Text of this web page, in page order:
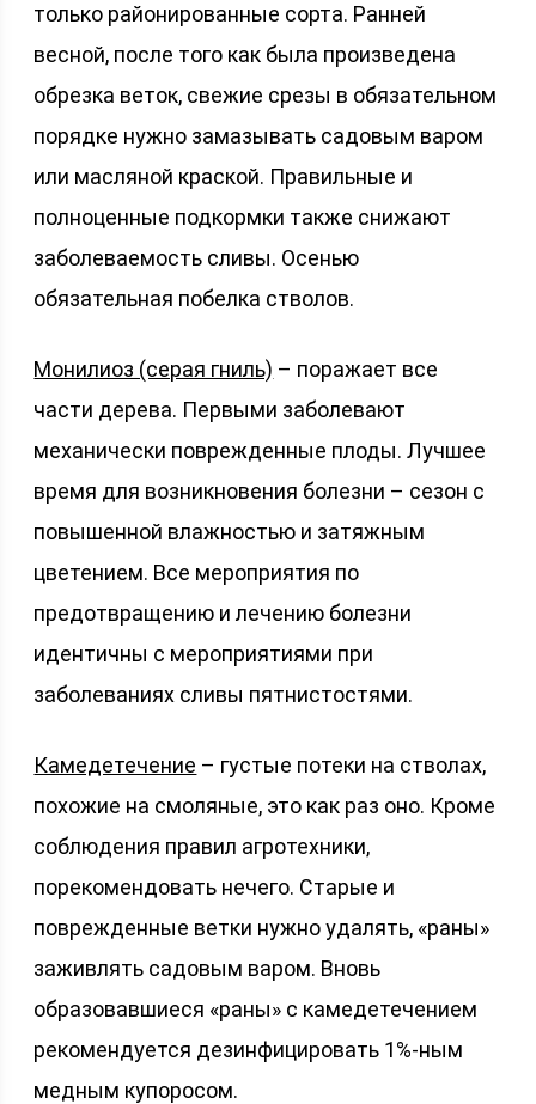
только районированные сорта. Ранней
весной, после того как была произведена
обрезка веток, свежие срезы в обязательном
порядке нужно замазывать садовым варом
или масляной краской. Правильные и
полноценные подкормки также снижают
заболеваемость сливы. Осенью
обязательная побелка стволов.
Монилиоз (серая гниль) – поражает все
части дерева. Первыми заболевают
механически поврежденные плоды. Лучшее
время для возникновения болезни – сезон с
повышенной влажностью и затяжным
цветением. Все мероприятия по
предотвращению и лечению болезни
идентичны с мероприятиями при
заболеваниях сливы пятнистостями.
Камедетечение – густые потеки на стволах,
похожие на смоляные, это как раз оно. Кроме
соблюдения правил агротехники,
порекомендовать нечего. Старые и
поврежденные ветки нужно удалять, «раны»
заживлять садовым варом. Вновь
образовавшиеся «раны» с камедетечением
рекомендуется дезинфицировать 1%-ным
медным купоросом.